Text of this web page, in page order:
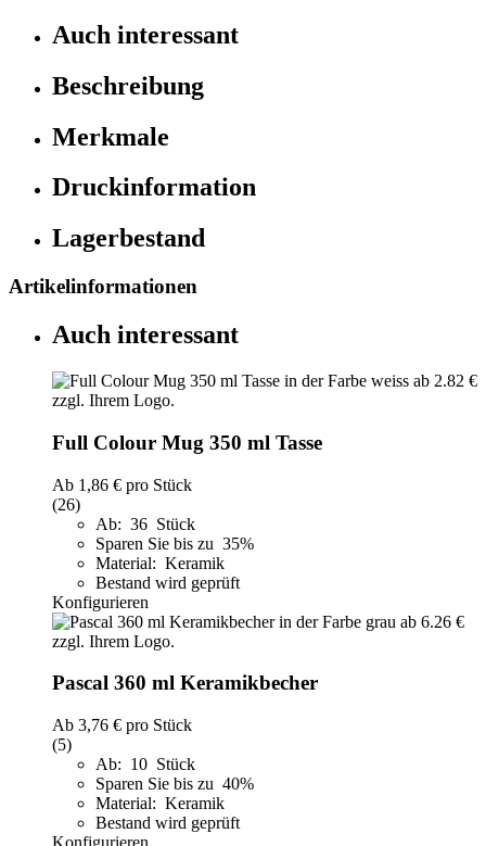
Auch interessant
Beschreibung
Merkmale
Druckinformation
Lagerbestand
Artikelinformationen
Auch interessant
Full Colour Mug 350 ml Tasse
Ab 1,86 € pro Stück
(26)
Ab: 36 Stück
Sparen Sie bis zu 35%
Material: Keramik
Bestand wird geprüft
Konfigurieren
Pascal 360 ml Keramikbecher
Ab 3,76 € pro Stück
(5)
Ab: 10 Stück
Sparen Sie bis zu 40%
Material: Keramik
Bestand wird geprüft
Konfigurieren